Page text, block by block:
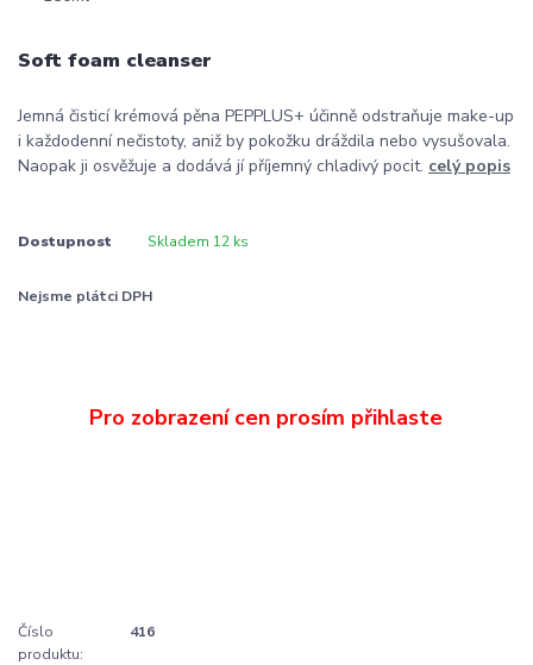
Soft foam cleanser
Jemná čisticí krémová pěna PEPPLUS+ účinně odstraňuje make-up
i každodenní nečistoty, aniž by pokožku dráždila nebo vysušovala.
Naopak ji osvěžuje a dodává jí příjemný chladivý pocit. celý popis
Dostupnost Skladem 12 ks
Nejsme plátci DPH
Číslo
produktu:
416